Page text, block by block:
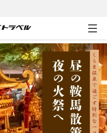
ーツアー 昼の鞍馬散策と夜